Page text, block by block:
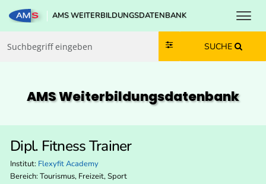
Zum Inhalt springen
Zum Navmenü springen
Zur Suche springen
Zur Footer springen
AMS WEITERBILDUNGSDATENBANK
SUCHE
AMS Weiterbildungs­datenbank
Dipl. Fitness Trainer
Institut: Flexyfit Academy
Bereich: Tourismus, Freizeit, Sport